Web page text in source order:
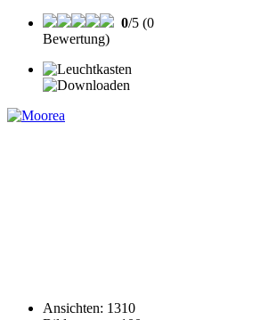
0/5 (0
Bewertung)
Ansichten: 1310